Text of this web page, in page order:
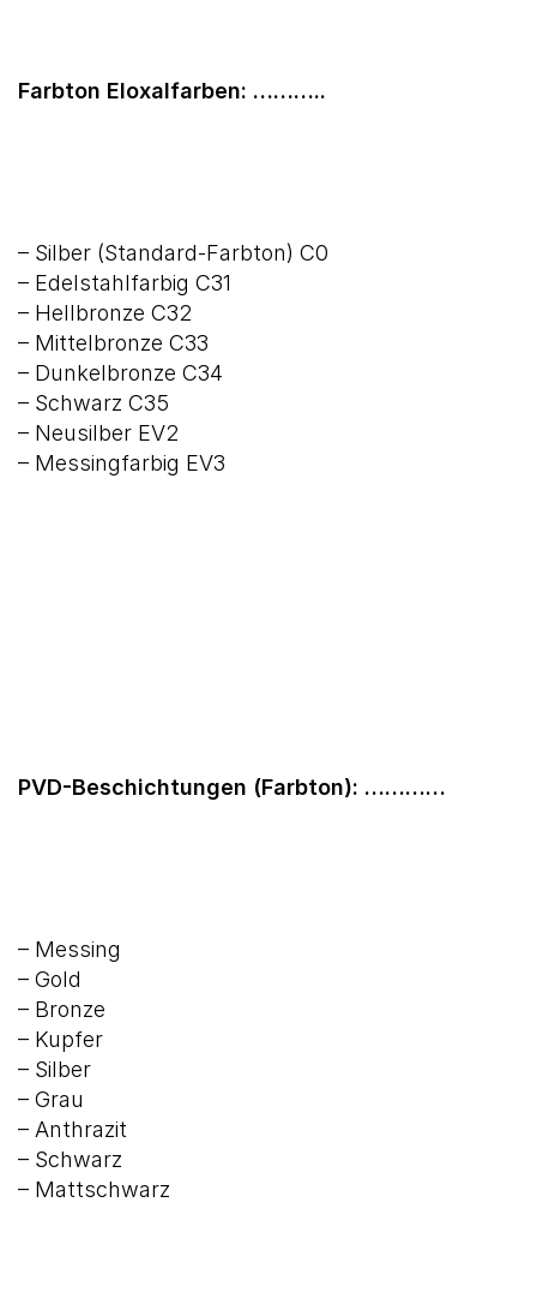
Farbton Eloxalfarben: ………..
– Silber (Standard-Farbton) C0
– Edelstahlfarbig C31
– Hellbronze C32
– Mittelbronze C33
– Dunkelbronze C34
– Schwarz C35
– Neusilber EV2
– Messingfarbig EV3
PVD-Beschichtungen (Farbton): …………
– Messing
– Gold
– Bronze
– Kupfer
– Silber
– Grau
– Anthrazit
– Schwarz
– Mattschwarz